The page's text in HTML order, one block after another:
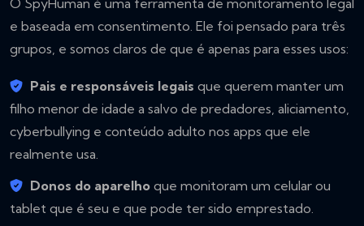
O SpyHuman é uma ferramenta de monitoramento legal
e baseada em consentimento. Ele foi pensado para três
grupos, e somos claros de que é apenas para esses usos:
Pais e responsáveis legais que querem manter um
filho menor de idade a salvo de predadores, aliciamento,
cyberbullying e conteúdo adulto nos apps que ele
realmente usa.
Donos do aparelho que monitoram um celular ou
tablet que é seu e que pode ter sido emprestado.